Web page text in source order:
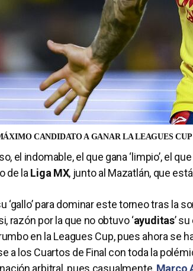
CANDIDATO A GANAR LA LEAGUES CUP
el indomable, el que gana ‘limpio’, el
de la Liga MX, junto al Mazatlán, que
‘gallo’ para dominar este torneo tras la
razón por la que no obtuvo ‘ayuditas’
en la Leagues Cup, pues ahora se
a los Cuartos de Final con toda la
arbitral, pues casualmente, Marco